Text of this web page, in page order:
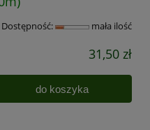
Dostępność: mała ilość
31,50 zł
do koszyka